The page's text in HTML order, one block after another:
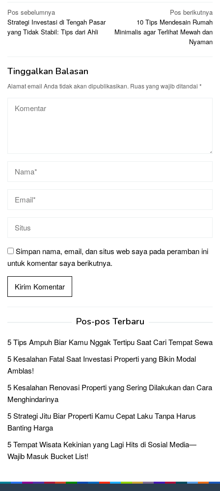
Navigasi
pos
Pos sebelumnya
Strategi Investasi di Tengah Pasar
yang Tidak Stabil: Tips dari Ahli
Pos berikutnya
10 Tips Mendesain Rumah
Minimalis agar Terlihat Mewah dan
Nyaman
Tinggalkan Balasan
Alamat email Anda tidak akan dipublikasikan. Ruas yang wajib ditandai *
Simpan nama, email, dan situs web saya pada peramban ini
untuk komentar saya berikutnya.
Pos-pos Terbaru
5 Tips Ampuh Biar Kamu Nggak Tertipu Saat Cari Tempat Sewa
5 Kesalahan Fatal Saat Investasi Properti yang Bikin Modal
Amblas!
5 Kesalahan Renovasi Properti yang Sering Dilakukan dan Cara
Menghindarinya
5 Strategi Jitu Biar Properti Kamu Cepat Laku Tanpa Harus
Banting Harga
5 Tempat Wisata Kekinian yang Lagi Hits di Sosial Media—
Wajib Masuk Bucket List!